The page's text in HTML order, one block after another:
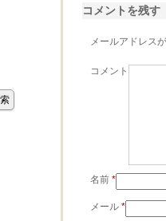
コメントを残す
メールアドレス
コメント
名前*
メール*